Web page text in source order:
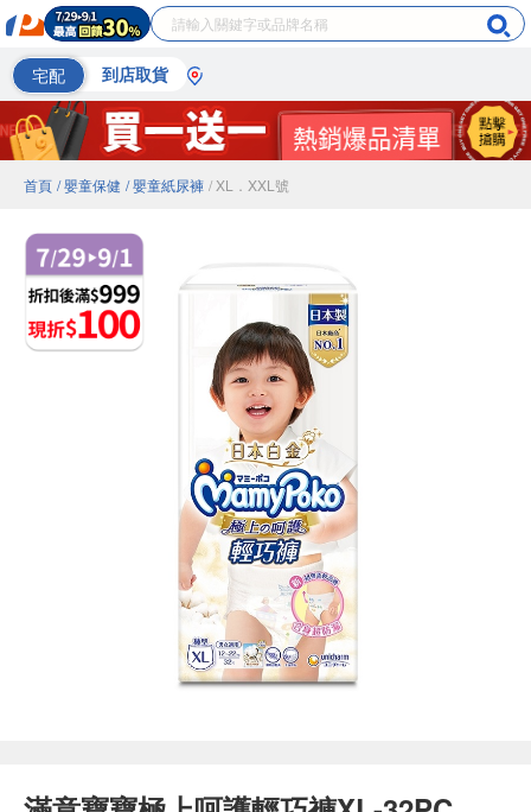
宅配 到店取貨
首頁 / 嬰童保健 / 嬰童紙尿褲 / XL．XXL號